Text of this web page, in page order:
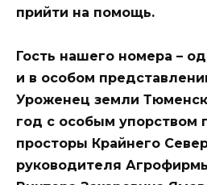
прийти на помощь.
Гость нашего номера –
и в особом
Уроженец земли
год с особым упорством
просторы Крайнего
руководителя